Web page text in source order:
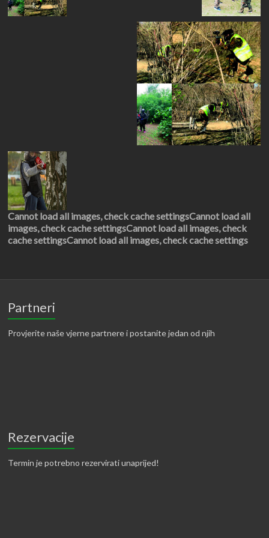
Cannot load all images, check cache settingsCannot load all
images, check cache settingsCannot load all images, check
cache settingsCannot load all images, check cache settings
Partneri
Provjerite naše vjerne partnere i postanite jedan od njih
Rezervacije
Termin je potrebno rezervirati unaprijed!